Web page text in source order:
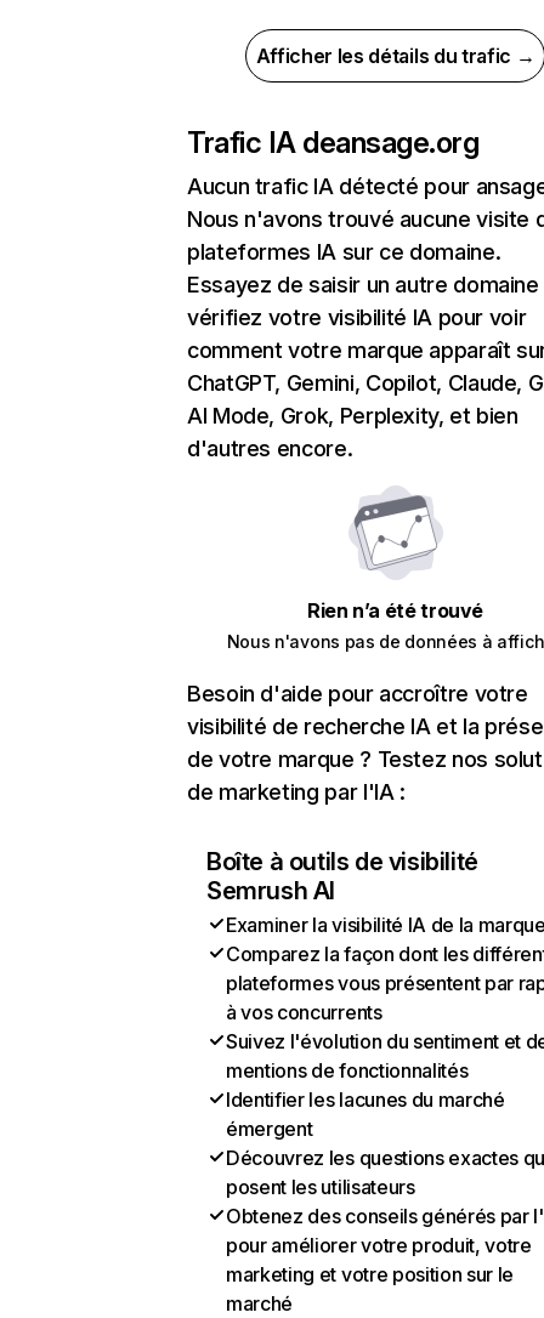
Afficher les détails du trafic →
Trafic IA deansage.org
Aucun trafic IA détecté pour
Nous n'avons trouvé aucune visite
plateformes IA sur ce domaine.
Essayez de saisir un autre domaine
vérifiez votre visibilité IA pour voir
comment votre marque apparaît
ChatGPT, Gemini, Copilot, Claude,
AI Mode, Grok, Perplexity, et bien
d'autres encore.
Rien n’a été trouvé
Nous n'avons pas de données à
Besoin d'aide pour accroître votre
visibilité de recherche IA et la
de votre marque ? Testez nos
de marketing par l'IA :
Boîte à outils de visibilité
Semrush AI
Examiner la visibilité IA de la
Comparez la façon dont les
plateformes vous présentent par
à vos concurrents
Suivez l'évolution du sentiment et
mentions de fonctionnalités
Identifier les lacunes du marché
émergent
Découvrez les questions exactes
posent les utilisateurs
Obtenez des conseils générés par
pour améliorer votre produit, votre
marketing et votre position sur le
marché